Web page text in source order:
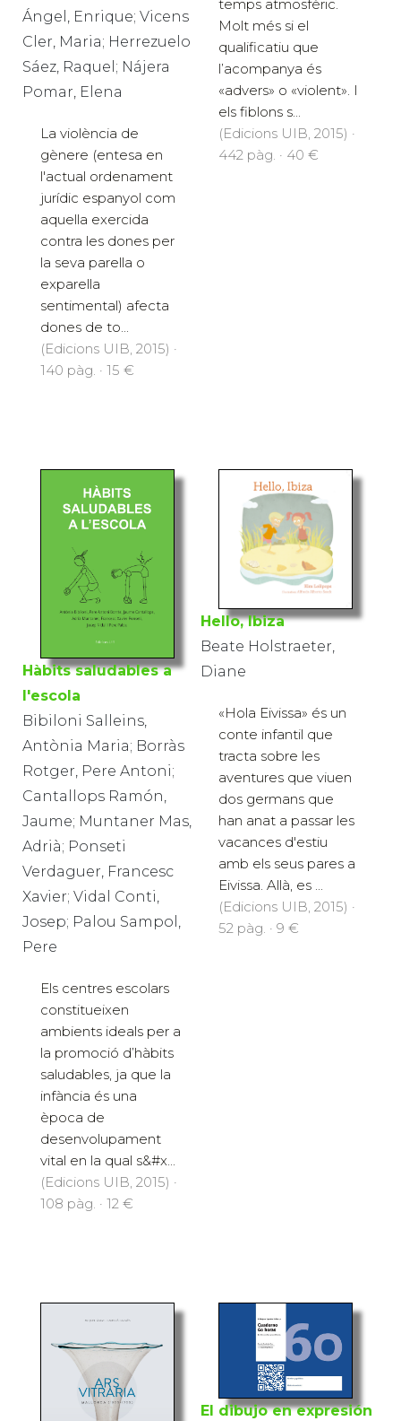
Ángel, Enrique; Vicens
Cler, Maria; Herrezuelo
Sáez, Raquel; Nájera
Pomar, Elena
La violència de
gènere (entesa en
l'actual ordenament
jurídic espanyol com
aquella exercida
contra les dones per
la seva parella o
exparella
sentimental) afecta
dones de to...
(Edicions UIB, 2015) ·
140 pàg. · 15 €
temps atmosfèric.
Molt més si el
qualificatiu que
l’acompanya és
«advers» o «violent». I
els fiblons s...
(Edicions UIB, 2015) ·
442 pàg. · 40 €
Hàbits saludables a
l'escola
Bibiloni Salleins,
Antònia Maria; Borràs
Rotger, Pere Antoni;
Cantallops Ramón,
Jaume; Muntaner Mas,
Adrià; Ponseti
Verdaguer, Francesc
Xavier; Vidal Conti,
Josep; Palou Sampol,
Pere
Els centres escolars
constitueixen
ambients ideals per a
la promoció d’hàbits
saludables, ja que la
infància és una
època de
desenvolupament
vital en la qual s&#x...
(Edicions UIB, 2015) ·
108 pàg. · 12 €
Hello, Ibiza
Beate Holstraeter,
Diane
«Hola Eivissa» és un
conte infantil que
tracta sobre les
aventures que viuen
dos germans que
han anat a passar les
vacances d'estiu
amb els seus pares a
Eivissa. Allà, es ...
(Edicions UIB, 2015) ·
52 pàg. · 9 €
El dibujo en expresión